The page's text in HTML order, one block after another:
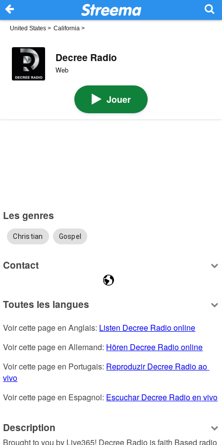
United States > California >
Decree Radio
Web
Jouer
Les genres
Christian Gospel
Contact
Toutes les langues
Voir cette page en Anglais: Listen Decree Radio online
Voir cette page en Allemand: Hören Decree Radio online
Voir cette page en Portugais: Reproduzir Decree Radio ao
vivo
Voir cette page en Espagnol: Escuchar Decree Radio en vivo
Description
Brought to you by Live365! Decree Radio is faith Based radio